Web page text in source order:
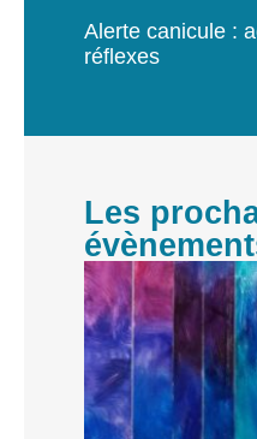
Alerte canicule :
réflexes
Les